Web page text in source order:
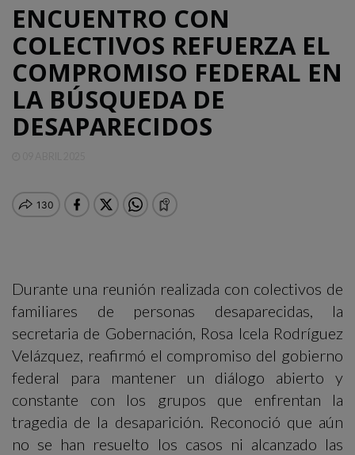
ENTRETENIMIENTO
OPINIÓN
ENCUENTRO CON
COLECTIVOS REFUERZA EL
COMPROMISO FEDERAL EN
LA BÚSQUEDA DE
DESAPARECIDOS
Durante una reunión realizada con colectivos de
familiares de personas desaparecidas, la
secretaria de Gobernación, Rosa Icela Rodríguez
Velázquez, reafirmó el compromiso del gobierno
federal para mantener un diálogo abierto y
constante con los grupos que enfrentan la
tragedia de la desaparición. Reconoció que aún
no se han resuelto los casos ni alcanzado las